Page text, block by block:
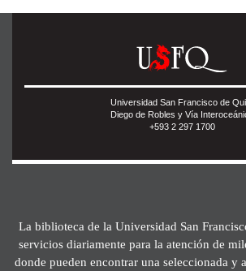
Universidad San Francisco de
Diego de Robles y Vía
+593 2 297 1700
La biblioteca de la Universidad San
servicios diariamente para la atención de
donde pueden encontrar una seleccionada y